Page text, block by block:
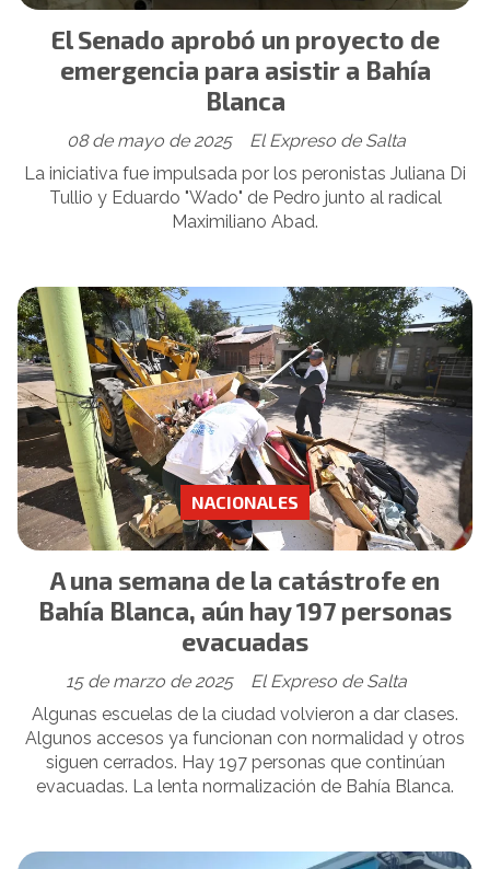
El Senado aprobó un proyecto de
emergencia para asistir a Bahía
Blanca
El Expreso de Salta
08 de mayo de 2025
La iniciativa fue impulsada por los peronistas Juliana Di
Tullio y Eduardo "Wado" de Pedro junto al radical
Maximiliano Abad.
A una semana de la catástrofe en
Bahía Blanca, aún hay 197 personas
evacuadas
El Expreso de Salta
NACIONALES
15 de marzo de 2025
Algunas escuelas de la ciudad volvieron a dar clases.
Algunos accesos ya funcionan con normalidad y otros
siguen cerrados. Hay 197 personas que continúan
evacuadas. La lenta normalización de Bahía Blanca.